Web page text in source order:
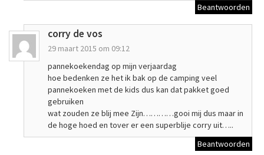
Beantwoorden
corry de vos
29 maart 2015 om 09:12
pannekoekendag op mijn verjaardag
hoe bedenken ze het ik bak op de camping veel
pannekoeken met de kids dus kan dat pakket goed
gebruiken
wat zouden ze blij mee Zijn…………gooi mij dus maar in
de hoge hoed en tover er een superblije corry uit…..
Beantwoorden